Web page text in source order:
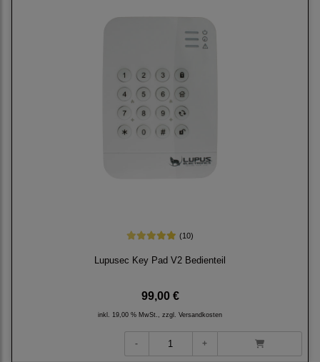
(10)
Lupusec Key Pad V2 Bedienteil
99,00 €
inkl. 19,00 % MwSt., zzgl. Versandkosten